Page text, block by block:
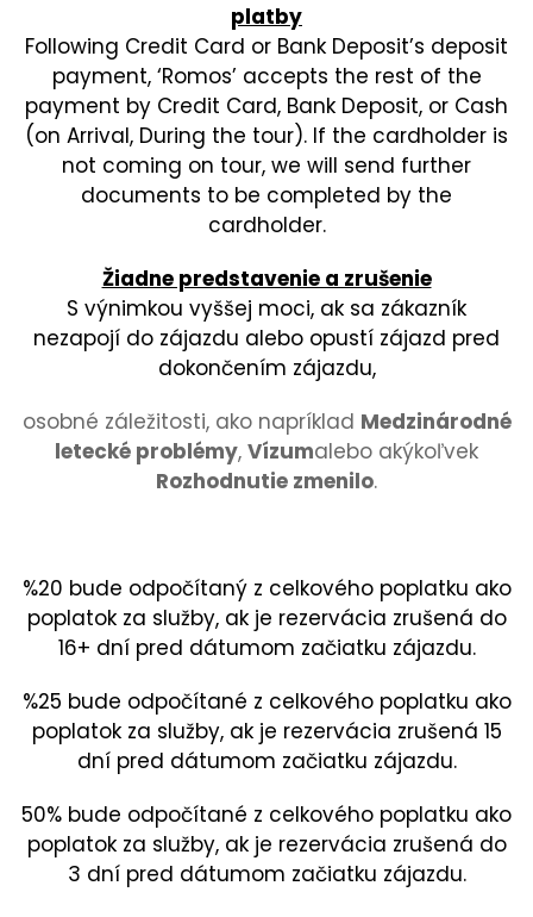
platby
Following Credit Card or Bank Deposit’s deposit
payment, ‘Romos’ accepts the rest of the
payment by Credit Card, Bank Deposit, or Cash
(on Arrival, During the tour). If the cardholder is
not coming on tour, we will send further
documents to be completed by the
cardholder.
Žiadne predstavenie a zrušenie
S výnimkou vyššej moci, ak sa zákazník
nezapojí do zájazdu alebo opustí zájazd pred
dokončením zájazdu,
osobné záležitosti, ako napríklad Medzinárodné
letecké problémy, Vízumalebo akýkoľvek
Rozhodnutie zmenilo.
%20 bude odpočítaný z celkového poplatku ako
poplatok za služby, ak je rezervácia zrušená do
16+ dní pred dátumom začiatku zájazdu.
%25 bude odpočítané z celkového poplatku ako
poplatok za služby, ak je rezervácia zrušená 15
dní pred dátumom začiatku zájazdu.
50% bude odpočítané z celkového poplatku ako
poplatok za služby, ak je rezervácia zrušená do
3 dní pred dátumom začiatku zájazdu.